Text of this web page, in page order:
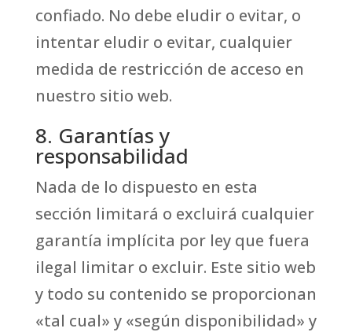
confiado. No debe eludir o evitar, o
intentar eludir o evitar, cualquier
medida de restricción de acceso en
nuestro sitio web.
8. Garantías y
responsabilidad
Nada de lo dispuesto en esta
sección limitará o excluirá cualquier
garantía implícita por ley que fuera
ilegal limitar o excluir. Este sitio web
y todo su contenido se proporcionan
«tal cual» y «según disponibilidad» y